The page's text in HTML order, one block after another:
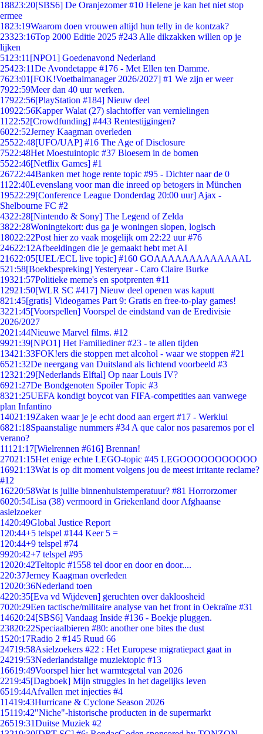
18823:20[SBS6] De Oranjezomer #10 Helene je kan het niet stop
ermee
1823:19Waarom doen vrouwen altijd hun telly in de kontzak?
23323:16Top 2000 Editie 2025 #243 Alle dikzakken willen op je
lijken
51 23:11 [NPO1] Goedenavond Nederland
25423:11De Avondetappe #176 - Met Ellen ten Damme.
7623:01 [FOK!Voetbalmanager 2026/2027] #1 We zijn er weer
7922:59Meer dan 40 uur werken.
17922:56[PlayStation #184] Nieuw deel
10922:56Kapper Walat (27) slachtoffer van vernielingen
11 22:52[Crowdfunding] #443 Rentestijgingen?
6022:52Jerney Kaagman overleden
25522:48[UFO/UAP] #16 The Age of Disclosure
7522:48Het Moestuintopic #37 Bloesem in de bomen
5522:46[Netflix Games] #1
26722:44Banken met hoge rente topic #95 - Dichter naar de 0
11 22:40Levenslang voor man die inreed op betogers in München
19522:29[Conference League Donderdag 20:00 uur] Ajax -
Shelbourne FC #2
4322:28[Nintendo & Sony] The Legend of Zelda
3822:28Woningtekort: dus ga je woningen slopen, logisch
18022:22Post hier zo vaak mogelijk om 22:22 uur #76
24622:12Afbeeldingen die je gemaakt hebt met AI
21622:05[UEL/ECL live topic] #160 GOAAAAAAAAAAAAAL
521:58[Boekbespreking] Yesteryear - Caro Claire Burke
19321:57Politieke meme's en spotprenten #11
12921:50[WLR SC #417] Nieuw deel openen was kaputt
821:45[gratis] Videogames Part 9: Gratis en free-to-play games!
3221:45[Voorspellen] Voorspel de eindstand van de Eredivisie
2026/2027
2021:44Nieuwe Marvel films. #12
9921:39[NPO1] Het Familiediner #23 - te allen tijden
13421:33FOK!ers die stoppen met alcohol - waar we stoppen #21
6521:32De neergang van Duitsland als lichtend voorbeeld #3
12321:29[Nederlands Elftal] Op naar Louis IV?
6921:27De Bondgenoten Spoiler Topic #3
8321:25UEFA kondigt boycot van FIFA-competities aan vanwege
plan Infantino
14021:19Zaken waar je je echt dood aan ergert #17 - Werklui
6821:18Spaanstalige nummers #34 A que calor nos pasaremos por el
verano?
111 21:17[Wielrennen #616] Brennan!
27021:15Het enige echte LEGO-topic #45 LEGOOOOOOOOOOO
16921:13Wat is op dit moment volgens jou de meest irritante reclame?
#12
16220:58Wat is jullie binnenhuistemperatuur? #81 Horrorzomer
6020:54Lisa (38) vermoord in Griekenland door Afghaanse
asielzoeker
1420:49Global Justice Report
1 20:44+5 telspel #144 Keer 5 =
1 20:44+9 telspel #74
9920:42+7 telspel #95
12020:42Teltopic #1558 tel door en door en door....
220:37Jerney Kaagman overleden
12020:36Nederland toen
4220:35[Eva vd Wijdeven] geruchten over dakloosheid
7020:29Een tactische/militaire analyse van het front in Oekraïne #31
14620:24[SBS6] Vandaag Inside #136 - Boekje pluggen.
23820:22Speciaalbieren #80: another one bites the dust
1520:17Radio 2 #145 Ruud 66
24719:58Asielzoekers #22 : Het Europese migratiepact gaat in
24219:53Nederlandstalige muziektopic #13
16619:49Voorspel hier het warmtegetal van 2026
2219:45[Dagboek] Mijn struggles in het dagelijks leven
6519:44Afvallen met injecties #4
11419:43Hurricane & Cyclone Season 2026
15119:42"Niche"-historische producten in de supermarkt
26519:31Duitse Muziek #2